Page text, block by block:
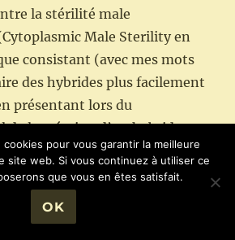
la stérilité male
Male Sterility en
consistant (avec mes mots
des hybrides plus facilement
présentant lors du
de la création d’un hybride
que les attributs femelle.
étant produites sur
pour vous garantir la meilleure
site web. Si vous continuez à utiliser ce
que vous en êtes satisfait.
OK